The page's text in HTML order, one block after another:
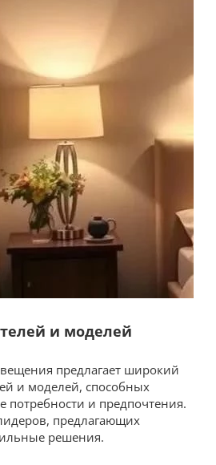
и моделей
предлагает широкий
и моделей, способных
потребности и предпочтения.
предлагающих
решения.